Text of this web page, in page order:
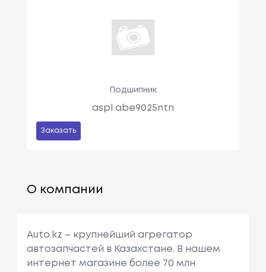
Подшипник
aspl abe9025ntn
Заказать
О компании
Auto.kz – крупнейший агрегатор
автозапчастей в Казахстане. В нашем
интернет магазине более 70 млн